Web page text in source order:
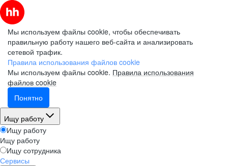
Мы используем файлы cookie, чтобы обеспечивать
правильную работу нашего веб-сайта и анализировать
сетевой трафик.
Правила использования файлов cookie
Мы используем файлы cookie. Правила использования
файлов cookie
Понятно
Ищу работу
Ищу работу
Ищу работу
Ищу сотрудника
Сервисы